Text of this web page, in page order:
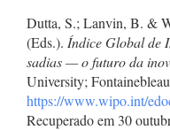
Dutta, S.; Lanvin, B. &
(Eds.). Índice Global de
sadias — o futuro da
University;
https://www.wipo.int/
Recuperado em 30